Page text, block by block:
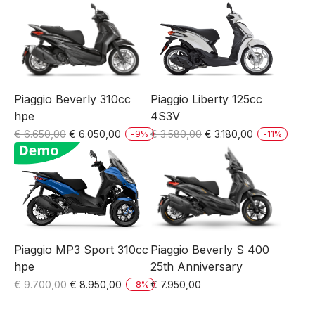
Piaggio Beverly 310cc
hpe
€6.650,00 Oorspronkelijke
prijs
€ 6.650,00.
€ 6.050,00 Huidige
is:
€ 6.050,00.
-9%
Piaggio Liberty 125cc
4S3V
€3.580,00 Oorspronkelijke
€ 3.580,00.
€ 3.180,00 Huidige
€ 3.180,00.
-11%
Piaggio MP3 Sport 310cc
hpe
€9.700,00 Oorspronkelijke
€ 8.950,00 Huidige
-8%
Piaggio Beverly S 400
25th Anniversary
€ 7.950,00